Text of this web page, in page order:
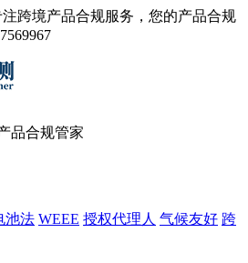
跨境产品合规服务，您的产品合规
品合规管家
池法 WEEE 授权代理人 气候友好 跨